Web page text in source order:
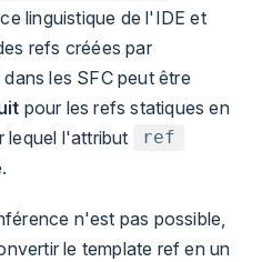
linguistique de l'IDE et
refs créées par
dans les SFC peut être
pour les refs statiques en
lequel l'attribut
ref
n'est pas possible,
le template ref en un